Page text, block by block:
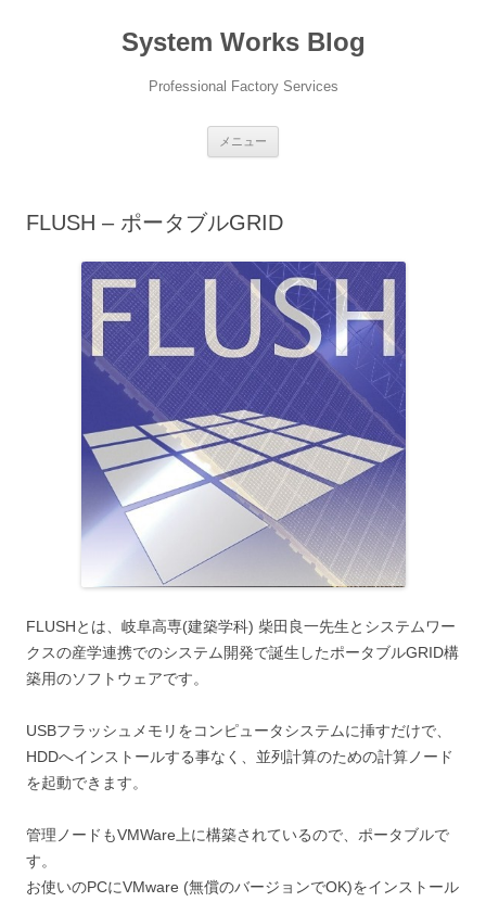
System Works Blog
Professional Factory Services
メニュー
FLUSH – ポータブルGRID
FLUSHとは、岐阜高専(建築学科) 柴田良一先生とシステムワー
クスの産学連携でのシステム開発で誕生したポータブルGRID構
築用のソフトウェアです。
USBフラッシュメモリをコンピュータシステムに挿すだけで、
HDDへインストールする事なく、並列計算のための計算ノード
を起動できます。
管理ノードもVMWare上に構築されているので、ポータブルで
す。
お使いのPCにVMware (無償のバージョンでOK)をインストール